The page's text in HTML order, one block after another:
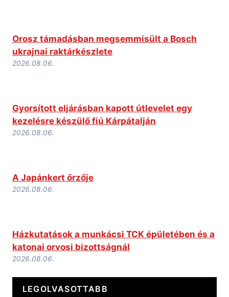
Orosz támadásban megsemmisült a Bosch
ukrajnai raktárkészlete
2026.08.06.
Gyorsított eljárásban kapott útlevelet egy
kezelésre készülő fiú Kárpátalján
2026.08.06.
A Japánkert őrzője
2026.08.06.
Házkutatások a munkácsi TCK épületében és a
katonai orvosi bizottságnál
2026.08.06.
LEGOLVASOTTABB